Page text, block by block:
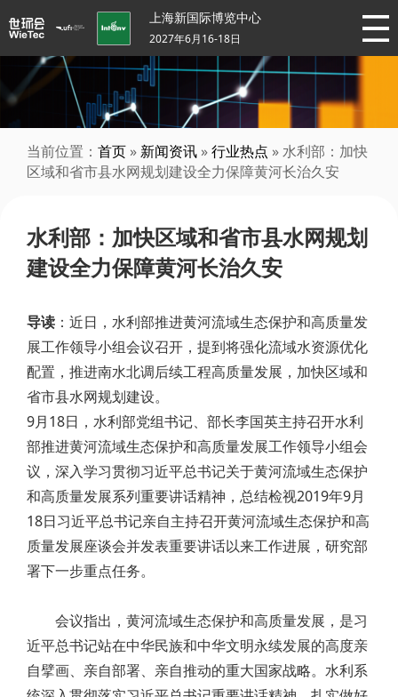
上海新国际博览中心
2027年6月16-18日
当前位置： 首页 » 新闻资讯 »行业热点 » 水利部：加快
区域和省市县水网规划建设全力保障黄河长治久安
水利部：加快区域和省市县水网规划
建设全力保障黄河长治久安
导读 ：近日，水利部推进黄河流域生态保护和高质量发
展工作领导小组会议召开，提到将强化流域水资源优化
配置，推进南水北调后续工程高质量发展，加快区域和
省市县水网规划建设。
9月18日，水利部党组书记、部长李国英主持召开水利
部推进黄河流域生态保护和高质量发展工作领导小组会
议，深入学习贯彻习近平总书记关于黄河流域生态保护
和高质量发展系列重要讲话精神，总结检视2019年9月
18日习近平总书记亲自主持召开黄河流域生态保护和高
质量发展座谈会并发表重要讲话以来工作进展，研究部
署下一步重点任务。
会议指出，黄河流域生态保护和高质量发展，是习
近平总书记站在中华民族和中华文明永续发展的高度亲
自擘画、亲自部署、亲自推动的重大国家战略。水利系